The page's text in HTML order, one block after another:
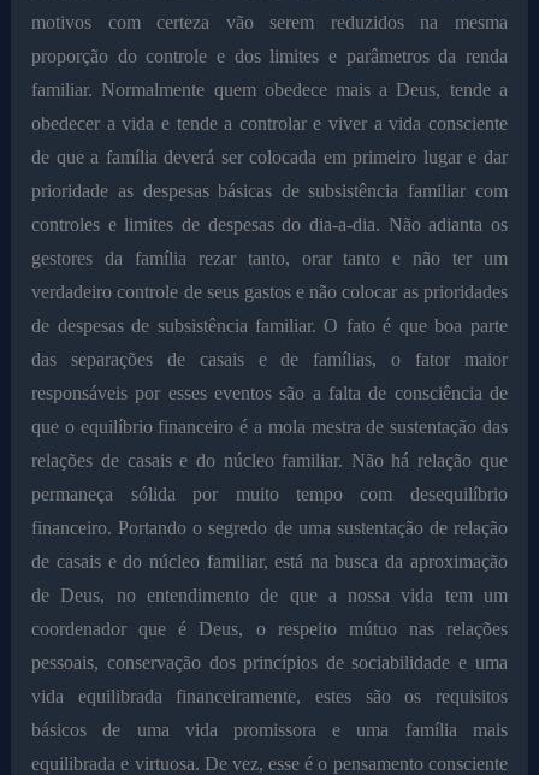
motivos com certeza vão serem reduzidos na mesma
proporção do controle e dos limites e parâmetros da renda
familiar. Normalmente quem obedece mais a Deus, tende a
obedecer a vida e tende a controlar e viver a vida consciente
de que a família deverá ser colocada em primeiro lugar e dar
prioridade as despesas básicas de subsistência familiar com
controles e limites de despesas do dia-a-dia. Não adianta os
gestores da família rezar tanto, orar tanto e não ter um
verdadeiro controle de seus gastos e não colocar as prioridades
de despesas de subsistência familiar. O fato é que boa parte
das separações de casais e de famílias, o fator maior
responsáveis por esses eventos são a falta de consciência de
que o equilíbrio financeiro é a mola mestra de sustentação das
relações de casais e do núcleo familiar. Não há relação que
permaneça sólida por muito tempo com desequilíbrio
financeiro. Portando o segredo de uma sustentação de relação
de casais e do núcleo familiar, está na busca da aproximação
de Deus, no entendimento de que a nossa vida tem um
coordenador que é Deus, o respeito mútuo nas relações
pessoais, conservação dos princípios de sociabilidade e uma
vida equilibrada financeiramente, estes são os requisitos
básicos de uma vida promissora e uma família mais
equilibrada e virtuosa. De vez, esse é o pensamento consciente